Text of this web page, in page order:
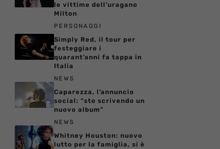
le vittime dell’uragano
Milton
PERSONAGGI
Simply Red, il tour per
festeggiare i
quarant’anni fa tappa in
Italia
NEWS
Caparezza, l’annuncio
social: “sto scrivendo un
nuovo album”
NEWS
Whitney Houston: nuovo
lutto per la famiglia, si è